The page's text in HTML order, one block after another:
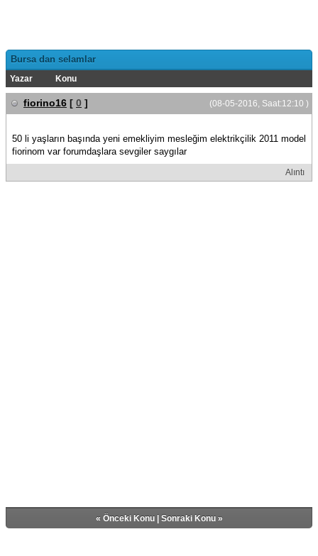
Bursa dan selamlar
Yazar Konu
(08-05-2016, Saat:12:10 )
fiorino16 [ 0 ]
50 li yaşların başında yeni emekliyim mesleğim elektrikçilik 2011 model
fiorinom var forumdaşlara sevgiler saygılar
Alıntı
« Önceki Konu| Sonraki Konu»